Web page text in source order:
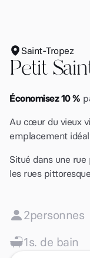
Saint-Tropez
Petit
Économisez 10 %
Au cœur du vieux
emplacement
Situé dans une
les rues
2personnes
1s. de bain